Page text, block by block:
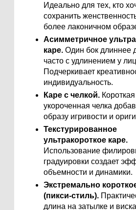
Идеально для тех, кто
сохранить
более лаконичном
Асимметричное
каре. Один бок длиннее
часто с удлинением у
Подчеркивает
индивидуальность.
Каре с челкой.
укороченная челка
образу игривости и
Текстурированное
ультракороткое каре.
Использование
градуировки создает
объемности и динамики.
Экстремально
(пикси-стиль).
длина на затылке и